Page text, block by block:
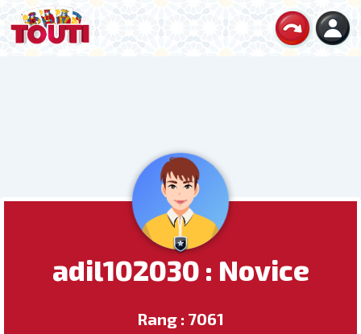
adil102030 : Novice
Rang : 7061